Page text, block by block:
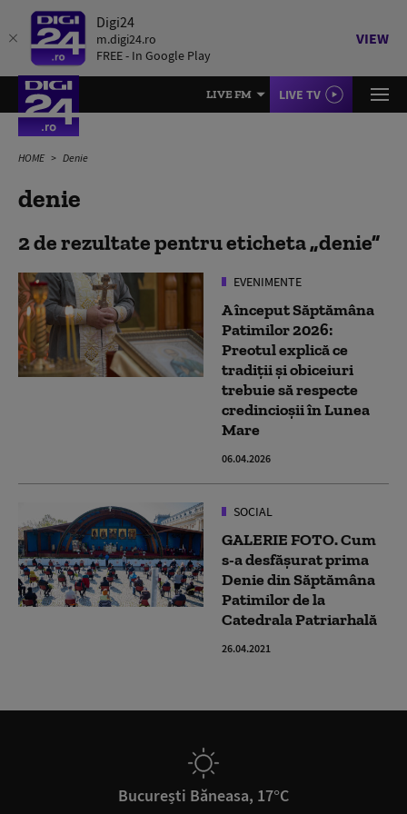
Digi24
m.digi24.ro
FREE - In Google Play
VIEW
LIVE FM LIVE TV
HOME Denie
denie
2 de rezultate pentru eticheta denie
EVENIMENTE
A început Săptămâna
Patimilor 2026:
Preotul explică ce
tradiții și obiceiuri
trebuie să respecte
credincioșii în Lunea
Mare
06.04.2026
SOCIAL
GALERIE FOTO. Cum
s-a desfășurat prima
Denie din Săptămâna
Patimilor de la
Catedrala Patriarhală
26.04.2021
București Băneasa, 17°C